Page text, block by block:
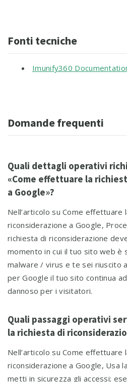
Fonti tecniche
Imunify360
Domande frequenti
Quali dettagli operativi
«Come effettuare la
a Google»?
Nell’articolo su Come effettuare
riconsiderazione a Google,
richiesta di riconsiderazione
momento in cui il tuo sito web è
malware / virus e te sei riuscito
per Google il tuo sito continua
dannoso per i visitatori.
Quali passaggi operativi
la richiesta di
Nell’articolo su Come effettuare
riconsiderazione a Google, Usa
metti in sicurezza gli accessi;